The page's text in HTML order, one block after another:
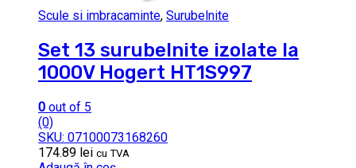
Scule si imbracaminte, Surubelnite
Set 13 surubelnite izolate la
1000V Hogert HT1S997
0 out of 5
(0)
SKU: 07100073168260
174.89 lei cu TVA